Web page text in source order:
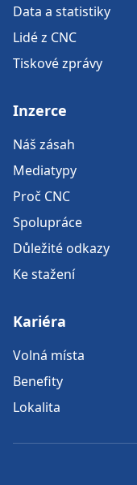
Data a statistiky
Lidé z CNC
Tiskové zprávy
Inzerce
Náš zásah
Mediatypy
Proč CNC
Spolupráce
Důležité odkazy
Ke stažení
Kariéra
Volná místa
Benefity
Lokalita